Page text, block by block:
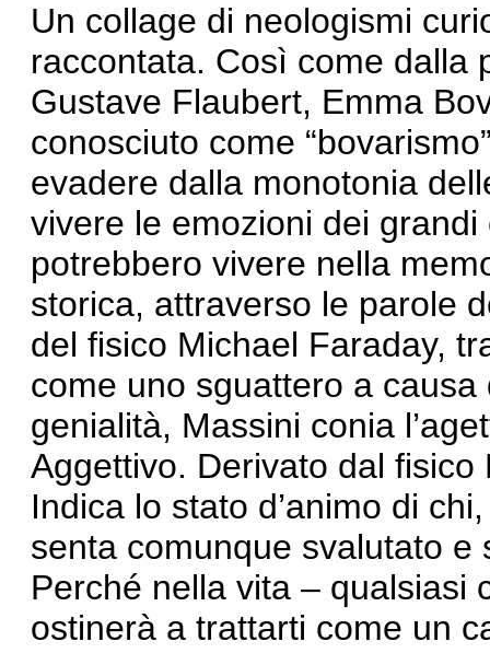
Un collage di neologismi
raccontata. Così come dalla
Gustave Flaubert, Emma
conosciuto come
evadere dalla monotonia
vivere le emozioni dei
potrebbero vivere nella
storica, attraverso le parole
del fisico Michael Faraday,
come uno sguattero a
genialità, Massini conia
Aggettivo. Derivato dal
Indica lo stato d’animo di
senta comunque svalutato
Perché nella vita – qualsiasi
ostinerà a trattarti come un